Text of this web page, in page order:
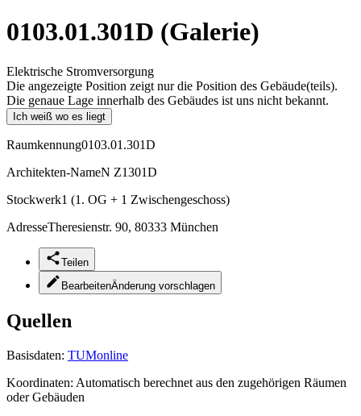
0103.01.301D (Galerie)
Elektrische Stromversorgung
Die angezeigte Position zeigt nur die Position des Gebäude(teils).
Die genaue Lage innerhalb des Gebäudes ist uns nicht bekannt.
Ich weiß wo es liegt
Raumkennung0103.01.301D
Architekten-NameN Z1301D
Stockwerk1 (1. OG + 1 Zwischengeschoss)
AdresseTheresienstr. 90, 80333 München
Teilen
BearbeitenÄnderung vorschlagen
Quellen
Basisdaten: TUMonline
Koordinaten: Automatisch berechnet aus den zugehörigen Räumen
oder Gebäuden